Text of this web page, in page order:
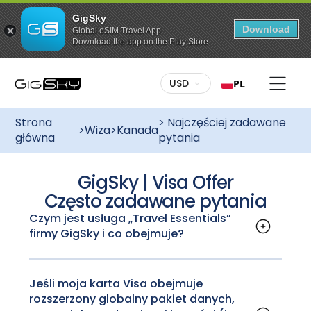
GigSky
Global eSIM Travel App
Download the app on the Play Store
Download
USD PL
Strona
główna
>Wiza>Kanada> Najczęściej zadawane
pytania
GigSky | Visa Offer
Często zadawane pytania
Czym jest usługa „Travel Essentials”
firmy GigSky i co obejmuje?
aplikacji podróżniczych, zaprojektowanych z
myślą o czynnościach wymagających
Jeśli moja karta Visa obejmuje
rozszerzony globalny pakiet danych,